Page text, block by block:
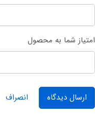
امتیاز شما به محصول
ارسال دیدگاه انصراف